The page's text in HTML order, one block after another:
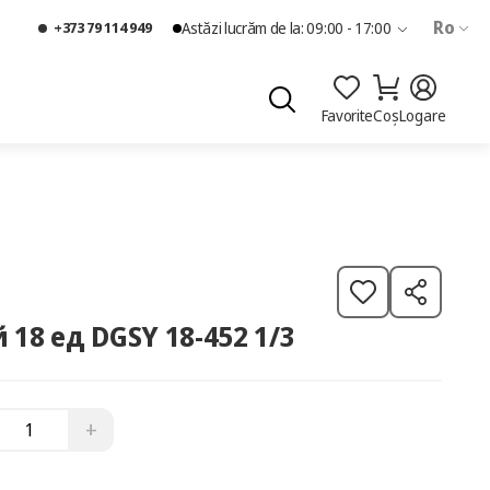
+373 79 114 949 Astăzi lucrăm de la: 09:00 - 17:00 Ro
FavoriteCoșLogare
ед DGSY 18-452 1/3
+